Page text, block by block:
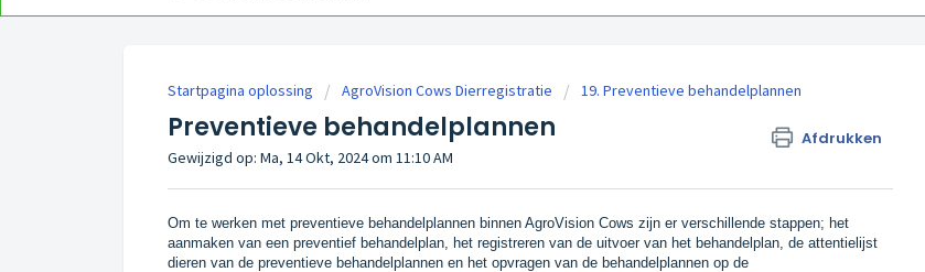
Startpagina oplossing AgroVision Cows Dierregistratie 19. Preventieve behandelplannen
Preventieve behandelplannen Afdrukken
Gewijzigd op: Ma, 14 Okt, 2024 om 11:10 AM
Om te werken met preventieve behandelplannen binnen AgroVision Cows zijn er verschillende stappen; het
aanmaken van een preventief behandelplan, het registreren van de uitvoer van het behandelplan, de attentielijst
dieren van de preventieve behandelplannen en het opvragen van de behandelplannen op de